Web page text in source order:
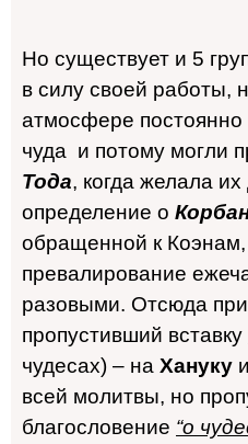
Но существует и 5
в силу своей работы,
атмосфере
чуда и потому могли
Тода, когда желала
определение о
обращенной к Коэнам,
превалирование
разовыми. Отсюда
пропустивший вставку
чудесах) – на Хануку и
всей молитвы, но
благословение “о